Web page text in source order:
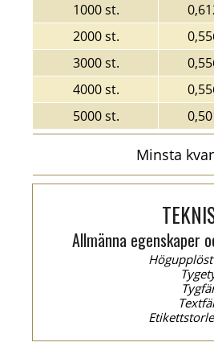
1000 st.
2000 st.
3000 st.
4000 st.
5000 st.
Minsta
Allmänna egenskaper